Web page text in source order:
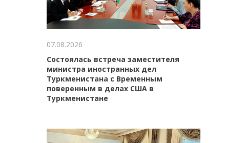
07.08.2026
Состоялась встреча заместителя
министра иностранных дел
Туркменистана с Временным
поверенным в делах США в
Туркменистане